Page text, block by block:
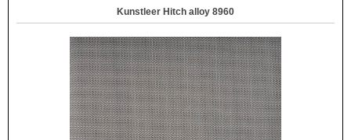
Kunstleer Hitch alloy 8960